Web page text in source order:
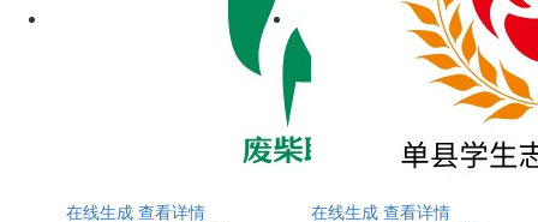
在线生成 查看详情
在线生成 查看详情